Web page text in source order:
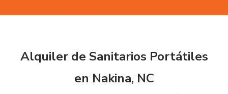
Alquiler de Sanitarios Portátiles
en Nakina, NC